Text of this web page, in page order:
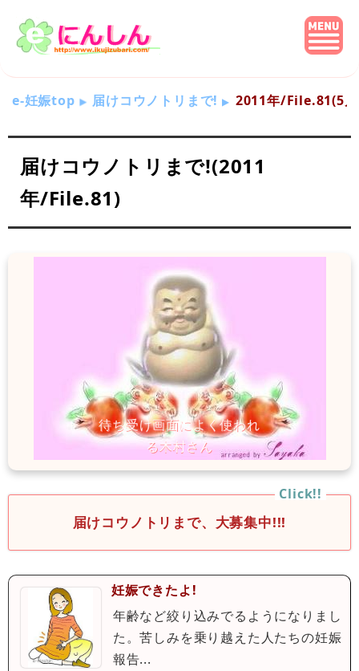
e-妊娠top 届けコウノトリまで! 2011年/File.81(5
届けコウノトリまで!(2011
年/File.81)
届けコウノトリまで、大募集中!!!
妊娠できたよ!
年齢など絞り込みでるようになりまし
た。苦しみを乗り越えた人たちの妊娠
報告...